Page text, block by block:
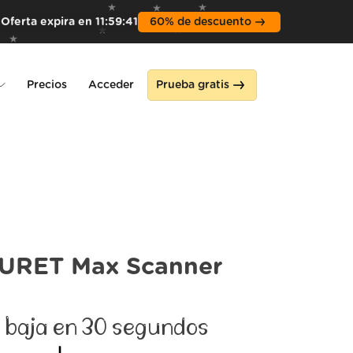
Oferta expira en 11:59:39 60% de descuento
Precios Acceder Prueba gratis
Max Scanner
baja en 30 segundos